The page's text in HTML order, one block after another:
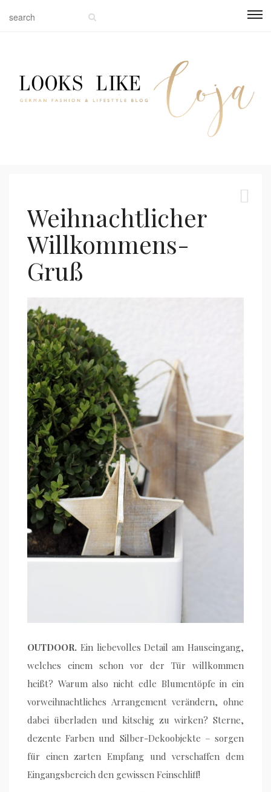
Weihnachtlicher
Willkommens-
Gruß
OUTDOOR. Ein liebevolles Detail am Hauseingang,
welches einem schon vor der Tür willkommen
heißt? Warum also nicht edle Blumentöpfe in ein
vorweihnachtliches Arrangement verändern, ohne
dabei überladen und kitschig zu wirken? Sterne,
dezente Farben und Silber-Dekoobjekte – sorgen
für einen zarten Empfang und verschaffen dem
Eingangsbereich den gewissen Feinschliff!